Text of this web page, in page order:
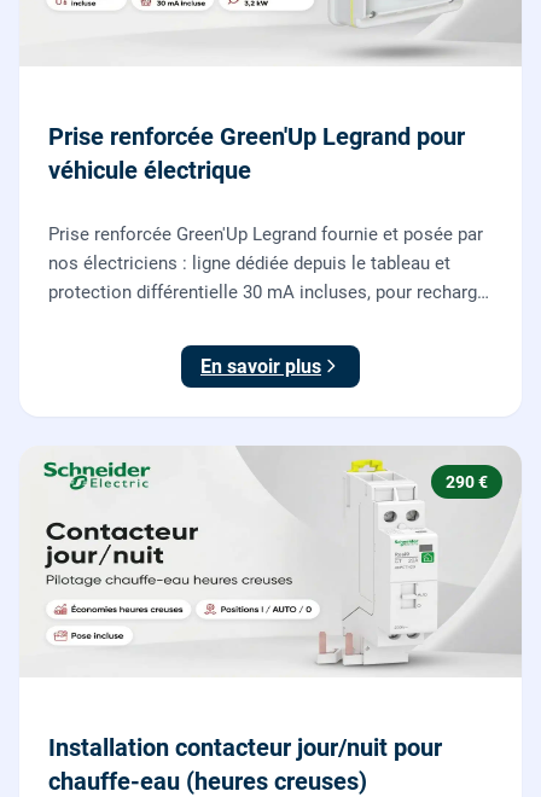
Prise renforcée Green'Up Legrand pour
véhicule électrique
Prise renforcée Green'Up Legrand fournie et posée par
nos électriciens : ligne dédiée depuis le tableau et
protection différentielle 30 mA incluses, pour recharger
En savoir plus
290 €
Installation contacteur jour/nuit pour
chauffe-eau (heures creuses)